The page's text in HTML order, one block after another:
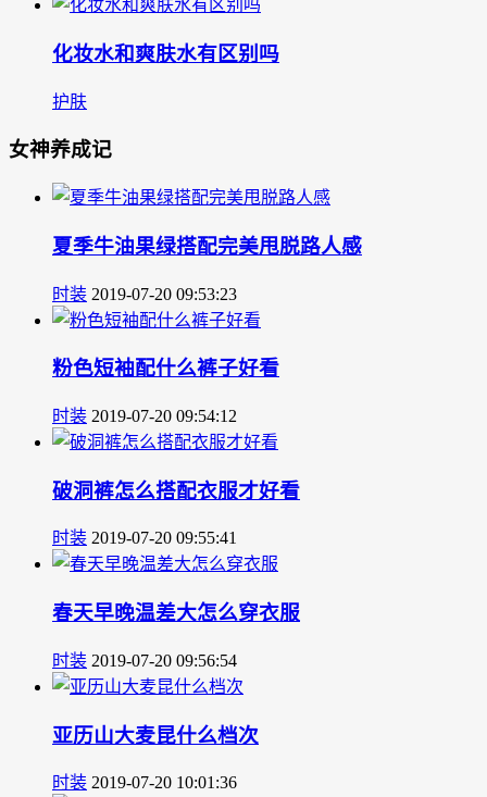
化妆水和爽肤水有区别吗
护肤
女神养成记
夏季牛油果绿搭配完美甩脱路人感
时装 2019-07-20 09:53:23
粉色短袖配什么裤子好看
时装 2019-07-20 09:54:12
破洞裤怎么搭配衣服才好看
时装 2019-07-20 09:55:41
春天早晚温差大怎么穿衣服
时装 2019-07-20 09:56:54
亚历山大麦昆什么档次
时装 2019-07-20 10:01:36